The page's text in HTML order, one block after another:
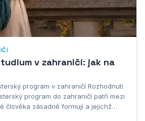
v zahraničí: jak na
program v zahraničí Rozhodnutí
program do zahraničí patří mezi
člověka zásadně formují a jejichž
v profesním životě, ale i v